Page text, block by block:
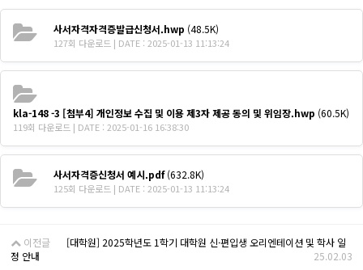
사서자격자격증발급신청서.hwp (48.5K)
127회 다운로드 | DATE : 2025-01-13 11:13:24
kla-148 -3 [첨부4] 개인정보 수집 및 이용 제3자 제공 동의 및 위임장.hwp (60.5K)
119회 다운로드 | DATE : 2025-01-16 16:38:30
사서자격증신청서 예시.pdf(632.8K)
125회 다운로드 | DATE : 2025-01-13 11:13:24
이전글
[대학원] 2025학년도 1학기 대학원 신·편입생 오리엔테이션 및 학사 일
정 안내
25.02.03